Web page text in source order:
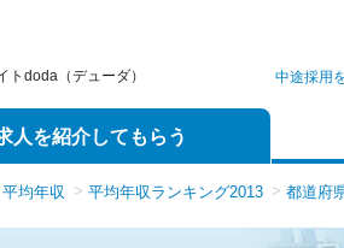
トdoda（デューダ） 中途採用
人を紹介してもらう
平均年収 平均年収ランキング2013 都道府